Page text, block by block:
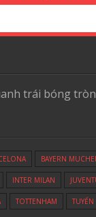
trái bóng
BAYERN
INTER MILAN
TOTTENHAM